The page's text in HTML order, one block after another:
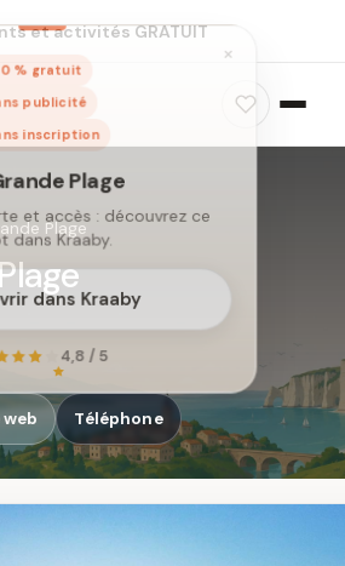
et activités GRATUIT
×
100 % gratuit
Sans publicité
Plage
et accès : découvrez ce
dans Kraaby
4,8 / 5
Plage
Téléphone